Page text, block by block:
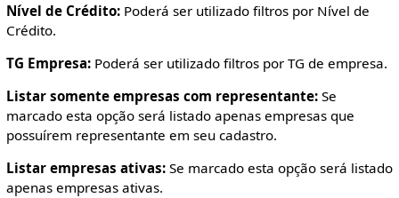
Nível de Crédito:Poderá ser utilizado filtros por Nível de
Crédito.
TG Empresa:Poderá ser utilizado filtros por TG de empresa.
Listar somente empresas com representante:Se
marcado esta opção será listado apenas empresas que
possuírem representante em seu cadastro.
Listar empresas ativas:Se marcado esta opção será listado
apenas empresas ativas.